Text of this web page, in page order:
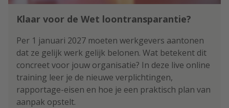
Klaar voor de Wet loontransparantie?
Per 1 januari 2027 moeten werkgevers aantonen
dat ze gelijk werk gelijk belonen. Wat betekent dit
concreet voor jouw organisatie? In deze live online
training leer je de nieuwe verplichtingen,
rapportage-eisen en hoe je een praktisch plan van
aanpak opstelt.